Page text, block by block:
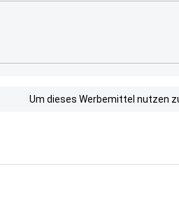
Um dieses Werbemittel nutzen